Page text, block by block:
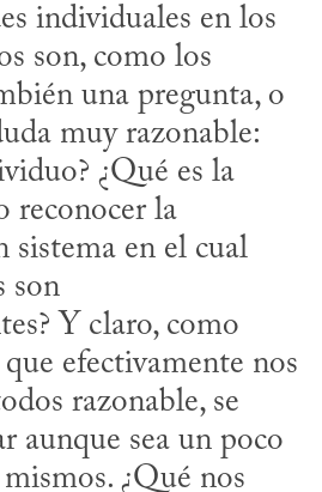
son, como los
una pregunta, o
muy razonable:
¿Qué es la
reconocer la
sistema en el cual
son
Y claro, como
efectivamente nos
razonable, se
aunque sea un poco
¿Qué nos